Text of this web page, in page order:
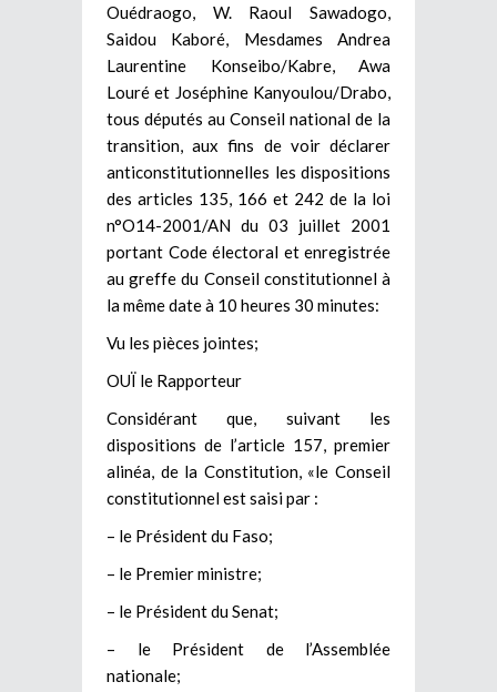
Ouédraogo, W. Raoul Sawadogo,
Saidou Kaboré, Mesdames Andrea
Laurentine Konseibo/Kabre, Awa
Louré et Joséphine Kanyoulou/Drabo,
tous députés au Conseil national de la
transition, aux fins de voir déclarer
anticonstitutionnelles les dispositions
des articles 135, 166 et 242 de la loi
n°O14-2001/AN du 03 juillet 2001
portant Code électoral et enregistrée
au greffe du Conseil constitutionnel à
la même date à 10 heures 30 minutes:
Vu les pièces jointes;
OUÏ le Rapporteur
Considérant que, suivant les
dispositions de l’article 157, premier
alinéa, de la Constitution, «le Conseil
constitutionnel est saisi par :
– le Président du Faso;
– le Premier ministre;
– le Président du Senat;
– le Président de l’Assemblée
nationale;